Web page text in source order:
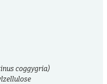
coggygria)